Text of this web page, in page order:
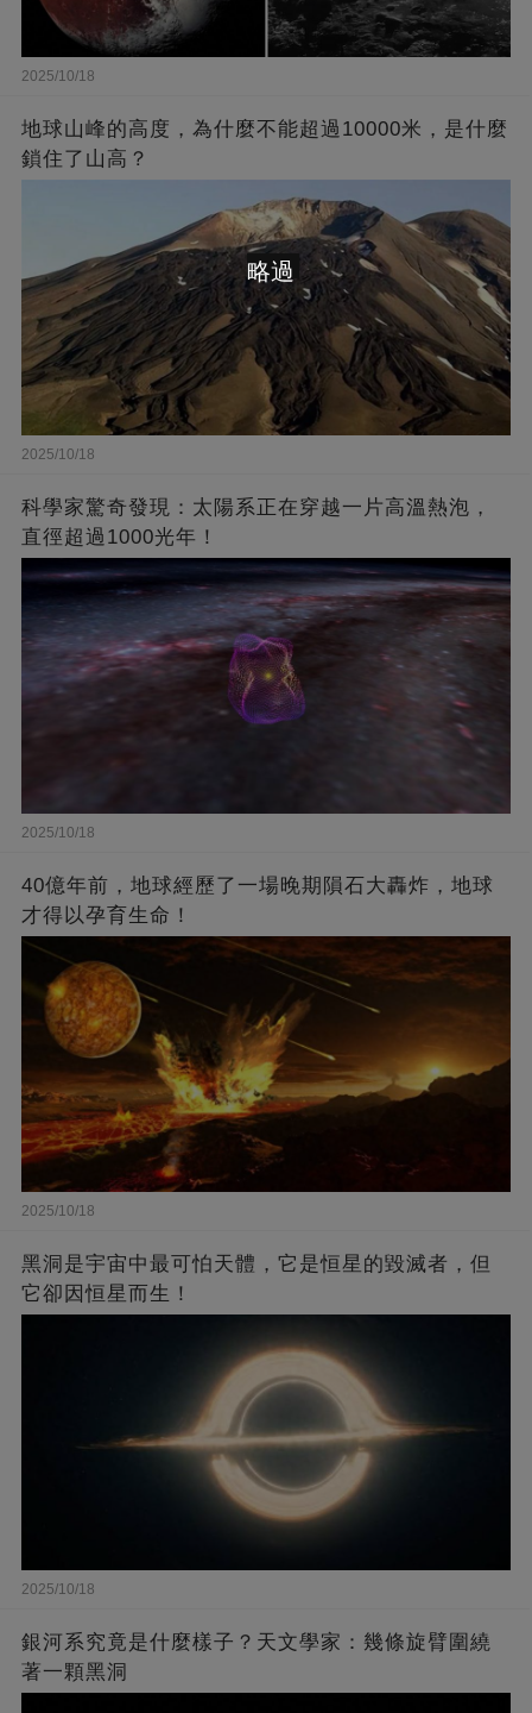
2025/10/18
地球山峰的高度，為什麼不能超過10000米，是什麼
鎖住了山高？
2025/10/18
科學家驚奇發現：太陽系正在穿越一片高溫熱泡，
直徑超過1000光年！
2025/10/18
40億年前，地球經歷了一場晚期隕石大轟炸，地球
才得以孕育生命！
2025/10/18
黑洞是宇宙中最可怕天體，它是恒星的毀滅者，但
它卻因恒星而生！
2025/10/18
銀河系究竟是什麼樣子？天文學家：幾條旋臂圍繞
著一顆黑洞
略過